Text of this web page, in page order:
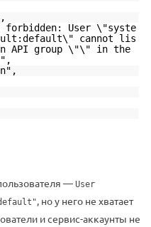
forbidden: User \"syste
cannot lis
API group \"\" in the
— User
, но у него не хватает
и сервис-аккаунты не